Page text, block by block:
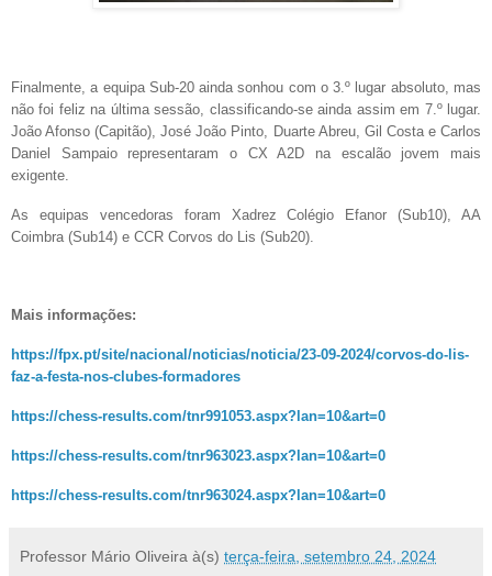
Finalmente, a equipa Sub-20 ainda sonhou com o 3.º lugar absoluto, mas
não foi feliz na última sessão, classificando-se ainda assim em 7.º lugar.
João Afonso (Capitão), José João Pinto, Duarte Abreu, Gil Costa e Carlos
Daniel Sampaio representaram o CX A2D na escalão jovem mais
exigente.
As equipas vencedoras foram Xadrez Colégio Efanor (Sub10), AA
Coimbra (Sub14) e CCR Corvos do Lis (Sub20).
Mais informações:
https://fpx.pt/site/nacional/noticias/noticia/23-09-2024/corvos-do-lis-
faz-a-festa-nos-clubes-formadores
https://chess-results.com/tnr991053.aspx?lan=10&art=0
https://chess-results.com/tnr963023.aspx?lan=10&art=0
https://chess-results.com/tnr963024.aspx?lan=10&art=0
Professor Mário Oliveira à(s) terça-feira, setembro 24, 2024